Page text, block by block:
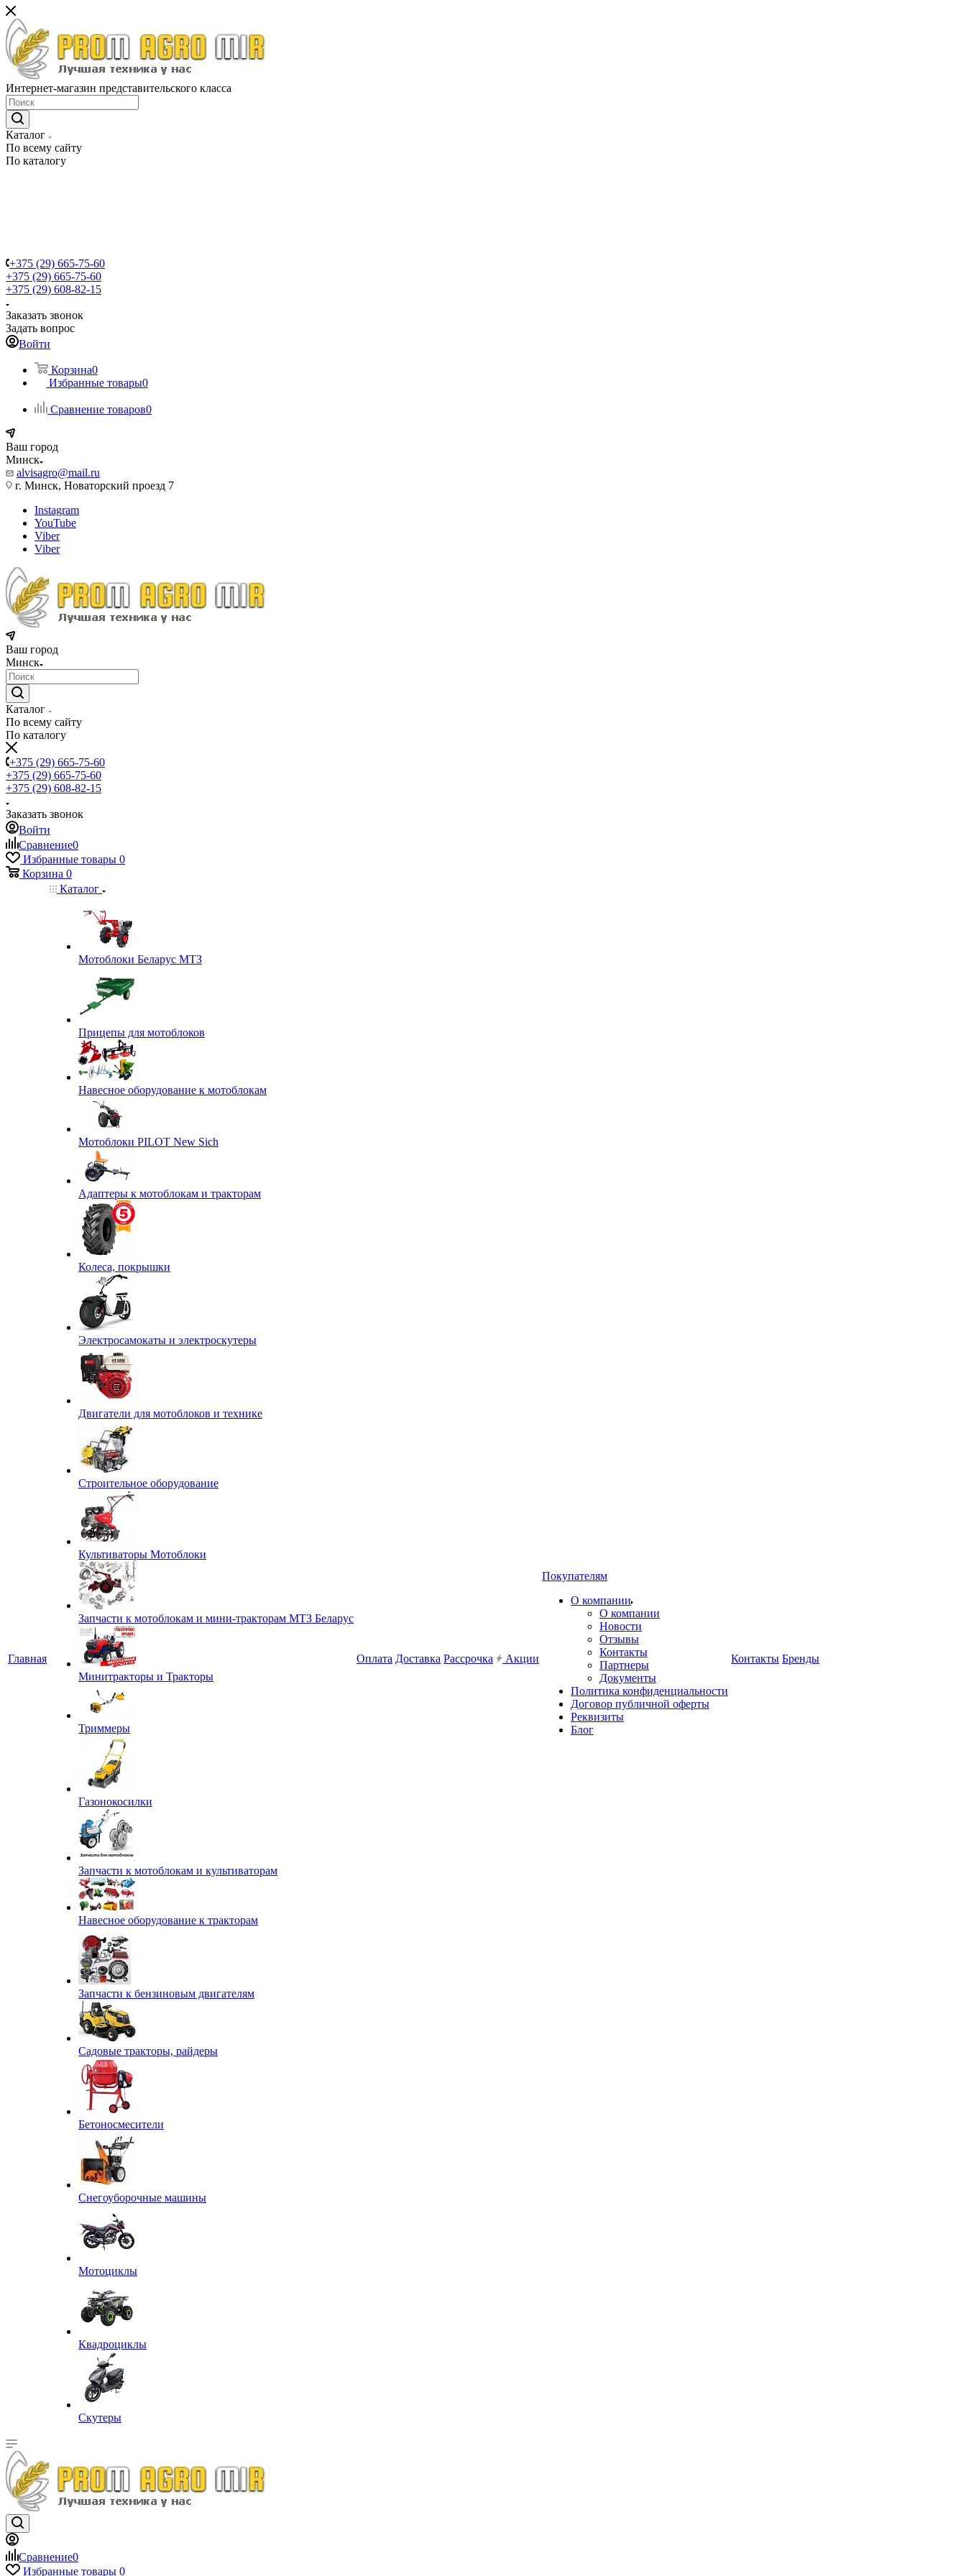
Интернет-магазин представительского класса
Каталог
По всему сайту
По каталогу
+375 (29) 665-75-60
+375 (29) 665-75-60
+375 (29) 608-82-15
Заказать звонок
Задать вопрос
Войти
Корзина0
Избранные товары0
Сравнение товаров0
Ваш город
Минск
alvisagro@mail.ru
г. Минск, Новаторский проезд 7
Instagram
YouTube
Viber
Viber
Ваш город
Минск
Каталог
По всему сайту
По каталогу
+375 (29) 665-75-60
+375 (29) 665-75-60
+375 (29) 608-82-15
Заказать звонок
Войти
Сравнение0
Избранные товары 0
Корзина 0
Главная
Каталог
Мотоблоки Беларус МТЗ
Прицепы для мотоблоков
Навесное оборудование к мотоблокам
Мотоблоки PILOT New Sich
Адаптеры к мотоблокам и тракторам
Колеса, покрышки
Электросамокаты и электроскутеры
Двигатели для мотоблоков и технике
Строительное оборудование
Культиваторы Мотоблоки
Запчасти к мотоблокам и мини-тракторам МТЗ Беларус
Минитракторы и Тракторы
Триммеры
Газонокосилки
Запчасти к мотоблокам и культиваторам
Навесное оборудование к тракторам
Запчасти к бензиновым двигателям
Садовые тракторы, райдеры
Бетоносмесители
Снегоуборочные машины
Мотоциклы
Квадроциклы
Скутеры
Оплата Доставка Рассрочка Акции
Покупателям
О компании
О компании
Новости
Отзывы
Контакты
Партнеры
Документы
Политика конфиденциальности
Договор публичной оферты
Реквизиты
Блог
Контакты Бренды
Сравнение0
Избранные товары 0